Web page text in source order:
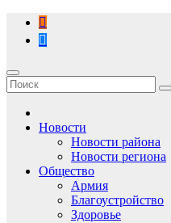
Перейти
содержимому
Новости
Новости района
Новости региона
Общество
Армия
Благоустройство
Здоровье